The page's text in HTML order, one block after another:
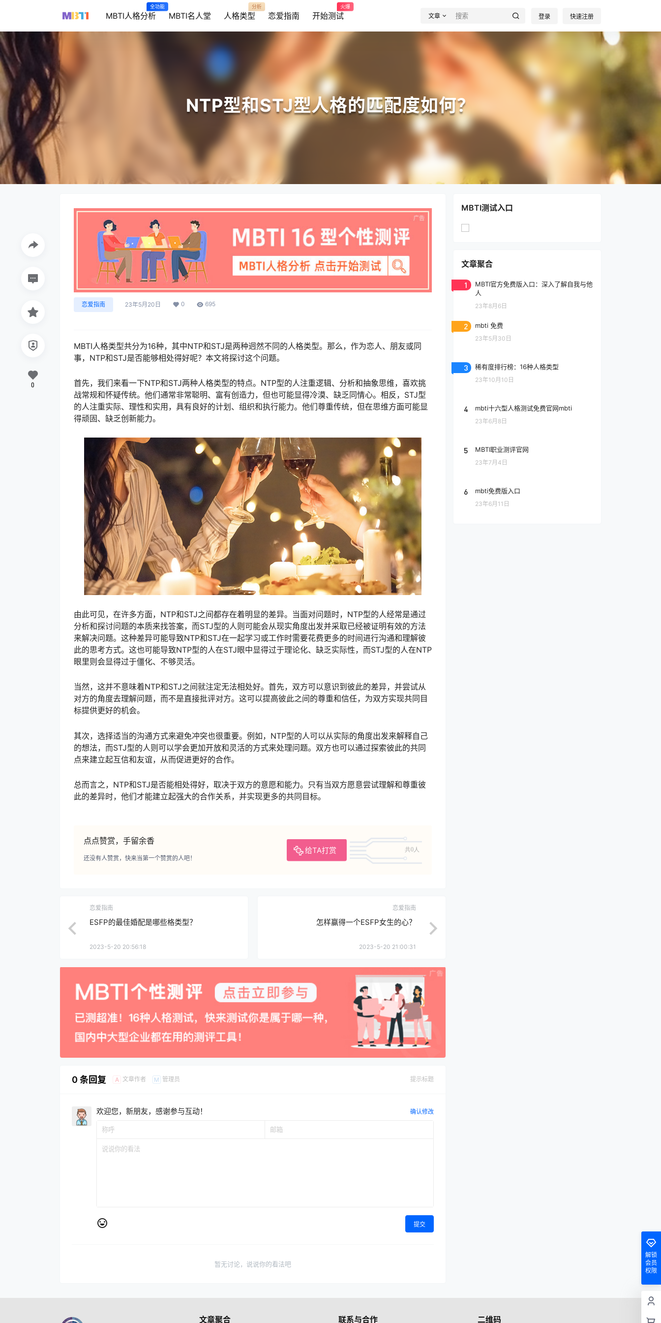
MBTI人格分析
全功能
MBTI名人堂 人格类型
分析
恋爱指南 开始测试
火爆
文章 登录 快速注册
NTP型和STJ型人格的匹配度如何？
恋爱指南 23年5月20日 0 695
MBTI人格类型共分为16种，其中NTP和STJ是两种迥然不同的人格类型。那么，作为恋人、朋友或同
事，NTP和STJ是否能够相处得好呢？本文将探讨这个问题。
首先，我们来看一下NTP和STJ两种人格类型的特点。NTP型的人注重逻辑、分析和抽象思维，喜欢挑
战常规和怀疑传统。他们通常非常聪明、富有创造力，但也可能显得冷漠、缺乏同情心。相反，STJ型
的人注重实际、理性和实用，具有良好的计划、组织和执行能力。他们尊重传统，但在思维方面可能显
得顽固、缺乏创新能力。
由此可见，在许多方面，NTP和STJ之间都存在着明显的差异。当面对问题时，NTP型的人经常是通过
分析和探讨问题的本质来找答案，而STJ型的人则可能会从现实角度出发并采取已经被证明有效的方法
来解决问题。这种差异可能导致NTP和STJ在一起学习或工作时需要花费更多的时间进行沟通和理解彼
此的思考方式。这也可能导致NTP型的人在STJ眼中显得过于理论化、缺乏实际性，而STJ型的人在NTP
眼里则会显得过于僵化、不够灵活。
当然，这并不意味着NTP和STJ之间就注定无法相处好。首先，双方可以意识到彼此的差异，并尝试从
对方的角度去理解问题，而不是直接批评对方。这可以提高彼此之间的尊重和信任，为双方实现共同目
标提供更好的机会。
其次，选择适当的沟通方式来避免冲突也很重要。例如，NTP型的人可以从实际的角度出发来解释自己
的想法，而STJ型的人则可以学会更加开放和灵活的方式来处理问题。双方也可以通过探索彼此的共同
点来建立起互信和友谊，从而促进更好的合作。
总而言之，NTP和STJ是否能相处得好，取决于双方的意愿和能力。只有当双方愿意尝试理解和尊重彼
此的差异时，他们才能建立起强大的合作关系，并实现更多的共同目标。
点点赞赏，手留余香
给TA打赏 共0人
还没有人赞赏，快来当第一个赞赏的人吧！
0
恋爱指南
ESFP的最佳婚配是哪些格类型？
2023-5-20 20:56:18
恋爱指南
怎样赢得一个ESFP女生的心？
2023-5-20 21:00:31
0 条回复 A 文章作者 M 管理员 提示标题
欢迎您，新朋友，感谢参与互动！ 确认修改
提交
暂无讨论，说说你的看法吧
MBTI测试入口
文章聚合
1
MBTI官方免费版入口：深入了解自我与他
人
23年8月6日
2 mbti 免费
23年5月30日
3 稀有度排行榜：16种人格类型
23年10月10日
4 mbti十六型人格测试免费官网mbti
23年6月8日
5 MBTI职业测评官网
23年7月4日
6 mbti免费版入口
23年6月11日
解锁
会员
权限
文章聚合 联系与合作 二维码